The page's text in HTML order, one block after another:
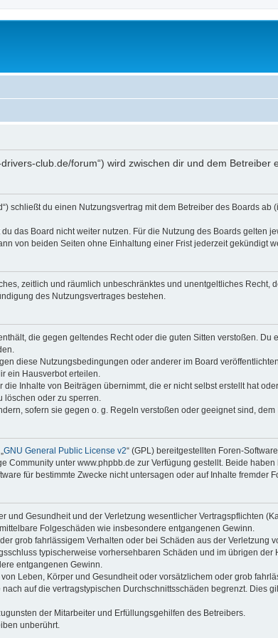
club.de/forum“) wird zwischen dir und dem
schließt du einen Nutzungsvertrag mit dem Betreiber des Boards ab
das Board nicht weiter nutzen. Für die Nutzung des Boards gelten
von beiden Seiten ohne Einhaltung einer Frist jederzeit gekündigt
zeitlich und räumlich unbeschränktes und unentgeltliches Recht,
des Nutzungsvertrages bestehen.
die gegen geltendes Recht oder die guten Sitten verstoßen.
diese Nutzungsbedingungen oder anderer im Board
ein Hausverbot erteilen.
Inhalte von Beiträgen übernimmt, die er nicht selbst erstellt hat
oder zu sperren.
sofern sie gegen o. g. Regeln verstoßen oder geeignet sind,
GNU General Public License v2“ (GPL) bereitgestellten Foren-
unter www.phpbb.de zur Verfügung gestellt. Beide
für bestimmte Zwecke nicht untersagen oder auf Inhalte fremder
und Gesundheit und der Verletzung wesentlicher Vertragspflichten
Folgeschäden wie insbesondere entgangenen Gewinn.
grob fahrlässigem Verhalten oder bei Schäden aus der Verletzung
typischerweise vorhersehbaren Schäden und im übrigen
entgangenen Gewinn.
Leben, Körper und Gesundheit oder vorsätzlichem oder grob
auf die vertragstypischen Durchschnittsschäden begrenzt. Dies
der Mitarbeiter und Erfüllungsgehilfen des Betreibers.
unberührt.